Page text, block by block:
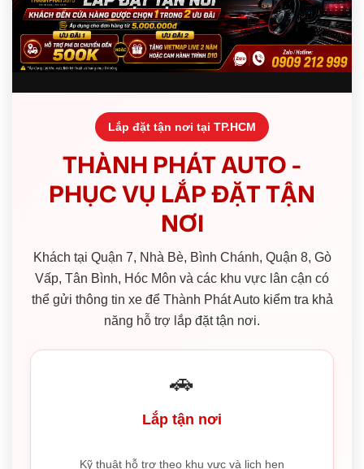
Lắp đặt tận nơi tại TP.HCM
THÀNH PHÁT AUTO -
PHỤC VỤ LẮP ĐẶT TẬN
NƠI
Khách tại Quận 7, Nhà Bè, Bình Chánh, Quận 8, Gò
Vấp, Tân Bình, Hóc Môn và các khu vực lân cận có
thể gửi thông tin xe để Thành Phát Auto kiểm tra khả
năng hỗ trợ lắp đặt tận nơi.
🚗
Lắp tận nơi
Kỹ thuật hỗ trợ theo khu vực và lịch hẹn